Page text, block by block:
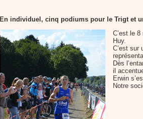
En individuel, cinq podiums pour le Trigt et
C’est le
Huy.
C’est sur
Dès
il
Erwin
Notre